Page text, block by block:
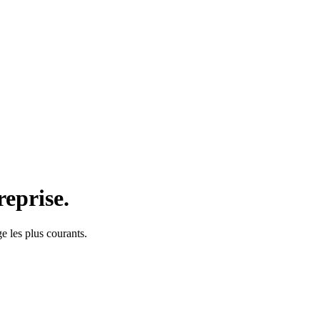
les plus courants.